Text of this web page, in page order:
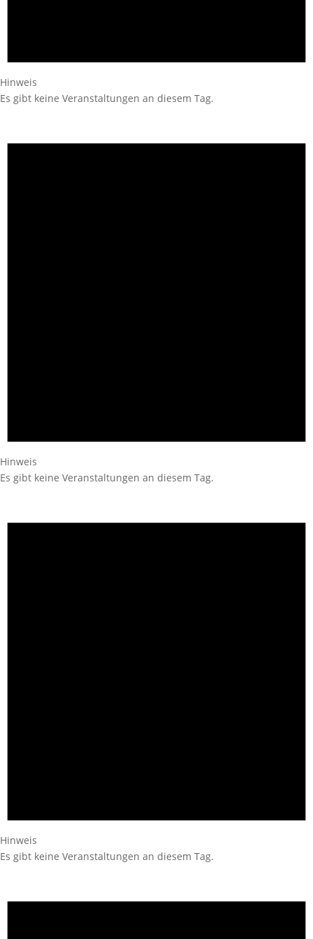
Hinweis
Es gibt keine Veranstaltungen an diesem Tag.
Hinweis
Es gibt keine Veranstaltungen an diesem Tag.
Hinweis
Es gibt keine Veranstaltungen an diesem Tag.